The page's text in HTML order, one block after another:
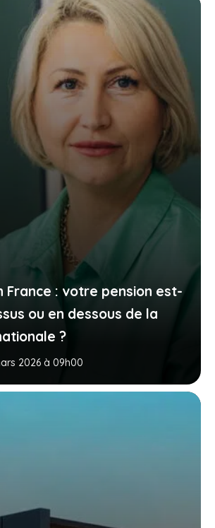
France : votre pension est-
ou en dessous de la
?
2026 à 09h00